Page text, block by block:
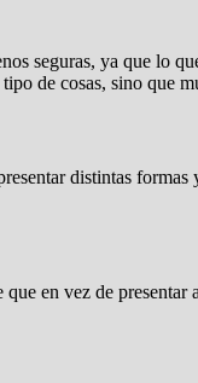
seguras, ya que lo
de cosas, sino que
distintas formas
que en vez de